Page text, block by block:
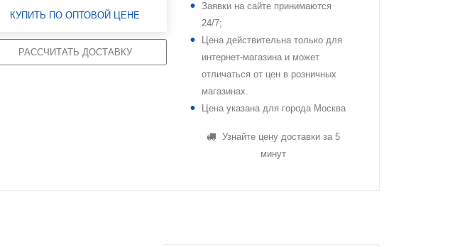
КУПИТЬ ПО ОПТОВОЙ ЦЕНЕ
РАССЧИТАТЬ ДОСТАВКУ
Заявки на сайте принимаются
24/7;
Цена действительна только для
интернет-магазина и может
отличаться от цен в розничных
магазинах.
Цена указана для города Москва
Узнайте цену доставки за 5
минут